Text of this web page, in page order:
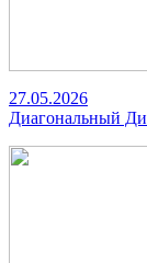
27.05.2026
Диагональный